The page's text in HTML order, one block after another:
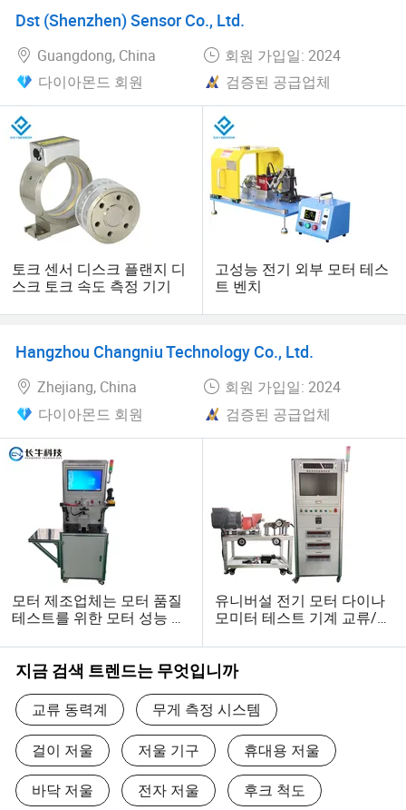
Dst (Shenzhen) Sensor Co., Ltd.
Guangdong, China
회원 가입일: 2024
다이아몬드 회원
검증된 공급업체
토크 센서 디스크 플랜지 디
스크 토크 속도 측정 기기
고성능 전기 외부 모터 테스
트 벤치
Hangzhou Changniu Technology Co., Ltd.
Zhejiang, China
회원 가입일: 2024
다이아몬드 회원
검증된 공급업체
모터 제조업체는 모터 품질
테스트를 위한 모터 성능 테
유니버설 전기 모터 다이나
모미터 테스트 기계 교류/직
테스트 벤치
지금 검색 트렌드는 무엇입니까
교류 동력계 무게 측정 시스템
걸이 저울 저울 기구 휴대용 저울
바닥 저울 전자 저울 후크 척도